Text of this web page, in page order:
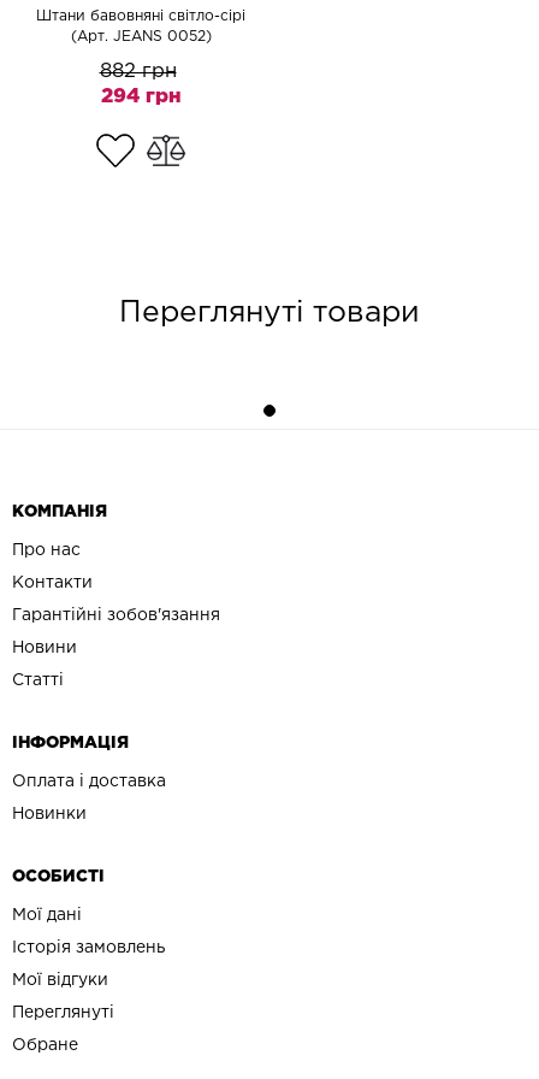
Штани бавовняні світло-сірі
(Арт. JEANS 0052)
882 грн
294 грн
Переглянуті товари
КОМПАНІЯ
Про нас
Контакти
Гарантійні зобов'язання
Новини
Статті
ІНФОРМАЦІЯ
Оплата і доставка
Новинки
ОСОБИСТІ
Мої дані
Історія замовлень
Мої відгуки
Переглянуті
Обране